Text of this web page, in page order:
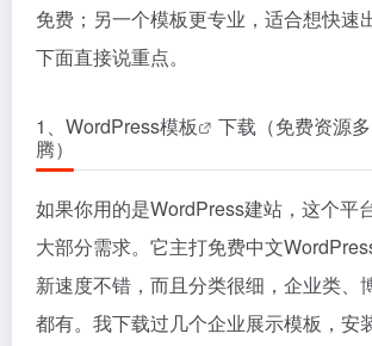
免费；另一个模板更专业，适合想快速
下面直接说重点。
1、 WordPress模板
下载（免费资源
腾）
如果你用的是WordPress建站，这个平
大部分需求。它主打免费中文
新速度不错，而且分类很细，企业类、
都有。我下载过几个企业展示模板，安